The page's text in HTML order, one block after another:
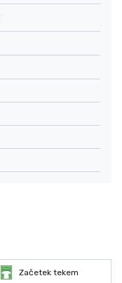
Začetek tekem